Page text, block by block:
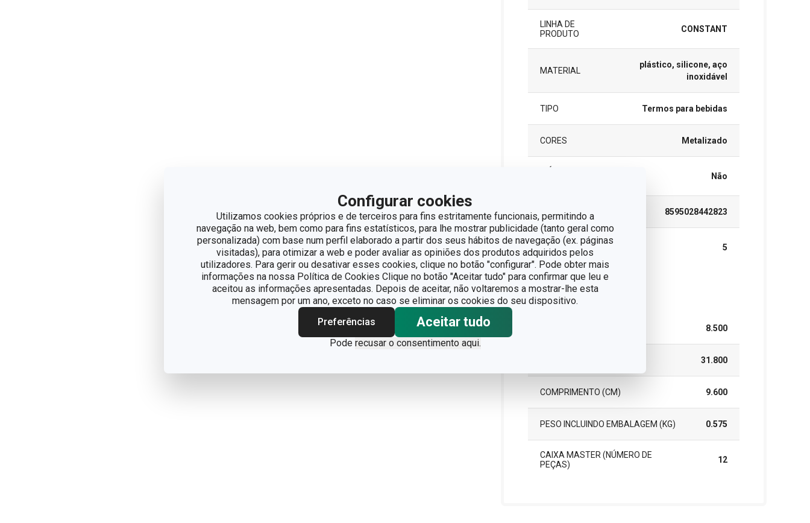
Configurar cookies
Utilizamos cookies próprios e de terceiros para fins estritamente funcionais, permitindo a
navegação na web, bem como para fins estatísticos, para lhe mostrar publicidade (tanto geral como
personalizada) com base num perfil elaborado a partir dos seus hábitos de navegação (ex. páginas
visitadas), para otimizar a web e poder avaliar as opiniões dos produtos adquiridos pelos
utilizadores. Para gerir ou desativar esses cookies, clique no botão "configurar". Pode obter mais
informações na nossa Política de Cookies Clique no botão "Aceitar tudo" para confirmar que leu e
aceitou as informações apresentadas. Depois de aceitar, não voltaremos a mostrar-lhe esta
mensagem por um ano, exceto no caso se eliminar os cookies do seu dispositivo.
Preferências
Aceitar tudo
Pode recusar o consentimento aqui.
LINHA DE
PRODUTO
CONSTANT
MATERIAL
plástico, silicone, aço
inoxidável
TIPO Termos para bebidas
CORES Metalizado
Não
8595028442823
GARANTIA (EM
ANOS)
5
Pacote
8.500
31.800
COMPRIMENTO (CM) 9.600
PESO INCLUINDO EMBALAGEM (KG) 0.575
CAIXA MASTER (NÚMERO DE
PEÇAS)
12